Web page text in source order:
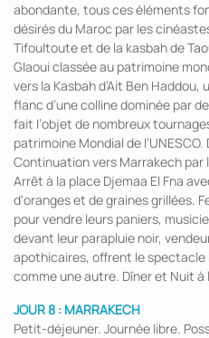
abondante, tous ces éléments
désirés du Maroc par les
Tifoultoute et de la kasbah de
Glaoui classée au patrimoine
vers la Kasbah d’Ait Ben
flanc d’une colline dominée par
fait l’objet de nombreux
patrimoine Mondial de
Continuation vers Marrakech par
Arrêt à la place Djemaa El Fna
d'oranges et de graines grillées.
pour vendre leurs paniers,
devant leur parapluie noir,
apothicaires, offrent le
comme une autre. Dîner et Nuit à
JOUR 8 : MARRAKECH
Petit-déjeuner. Journée libre.